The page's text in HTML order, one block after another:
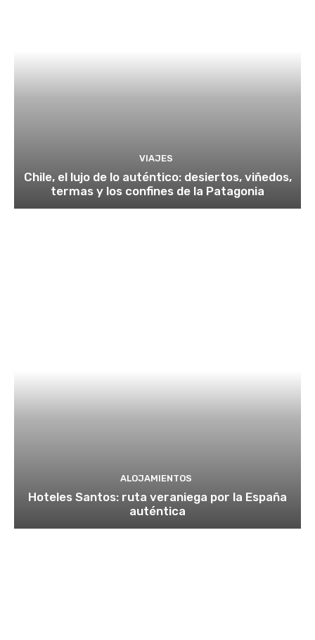
VIAJES
Chile, el lujo de lo auténtico: desiertos, viñedos,
termas y los confines de la Patagonia
ALOJAMIENTOS
Hoteles Santos: ruta veraniega por la España
auténtica